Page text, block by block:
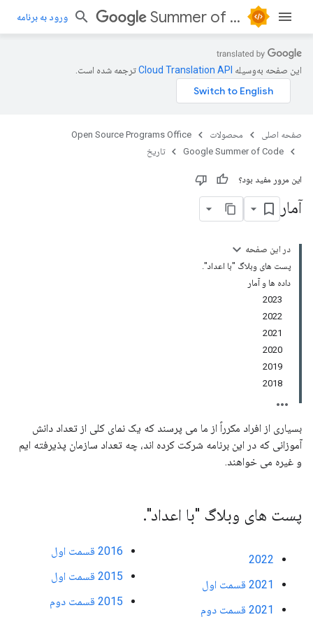
Summer of Code ورود به برنامه
این صفحه به‌وسیله ترجمه شده است.
صفحه اصلی محصولات
Open Source Programs Office
Google Summer of Code
تاریخ
این مرور مفید بود؟
آمار
در این صفحه
پست های وبلاگ "با اعداد".
داده ها و آمار
2023
2022
2021
2020
2019
2018
بسیاری از افراد مکرراً از ما می پرسند که یک نمای کلی از تعداد دانش
آموزانی که در این برنامه شرکت کرده اند، چه تعداد سازمان پذیرفته ایم
و غیره می خواهند.
پست های وبلاگ "با اعداد".
2022
2021 قسمت اول
2021 قسمت دوم
2016 قسمت اول
2015 قسمت اول
2015 قسمت دوم